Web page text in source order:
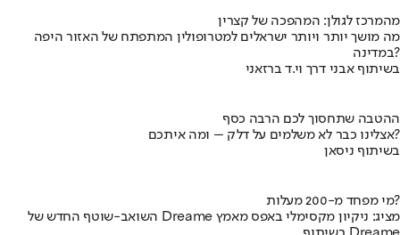
מהמרכז לגולן: המהפכה של קצרין
מה מושך יותר ויותר ישראלים למטרופולין המתפתח של האזור היפה
במדינה?
בשיתוף אבני דרך וי.ד ברזאני
ההטבה שתחסוך לכם הרבה כסף
אצלינו כבר לא משלמים על דלק – ומה איתכם?
בשיתוף ניסאן
מי מפחד מ-200 מעלות?
השואב-שוטף החדש של Dreame מציג: ניקיון מקסימלי באפס מאמץ